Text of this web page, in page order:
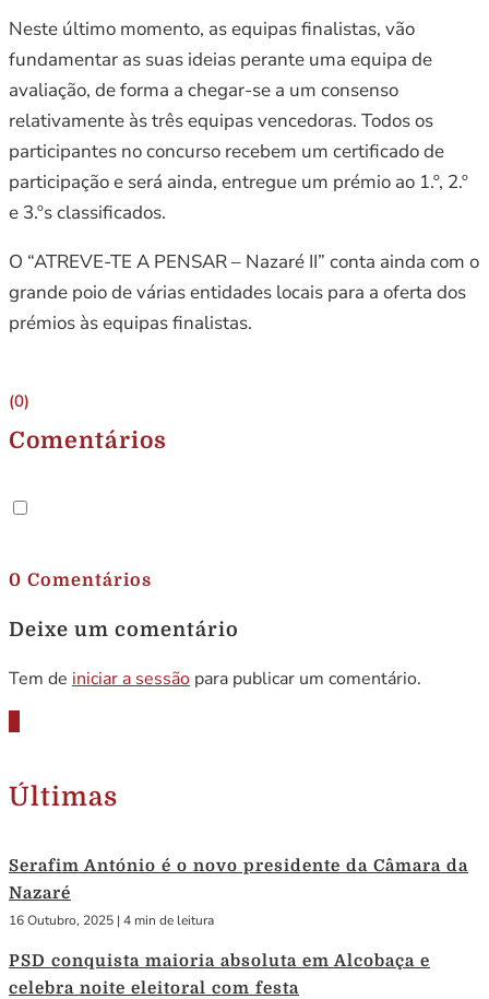
Neste último momento, as equipas finalistas, vão
fundamentar as suas ideias perante uma equipa de
avaliação, de forma a chegar-se a um consenso
relativamente às três equipas vencedoras. Todos os
participantes no concurso recebem um certificado de
participação e será ainda, entregue um prémio ao 1.º, 2.º
e 3.ºs classificados.
O “ATREVE-TE A PENSAR – Nazaré II” conta ainda com o
grande poio de várias entidades locais para a oferta dos
prémios às equipas finalistas.
(0)
Comentários
0 Comentários
Deixe um comentário
Tem de iniciar a sessão para publicar um comentário.
Últimas
Serafim António é o novo presidente da Câmara da
Nazaré
16 Outubro, 2025 | 4 min de leitura
PSD conquista maioria absoluta em Alcobaça e
celebra noite eleitoral com festa